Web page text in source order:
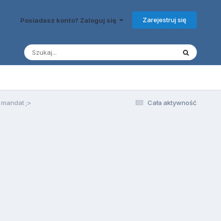
Posiadasz konto? Zaloguj się Zarejestruj się
Cała aktywność
;>